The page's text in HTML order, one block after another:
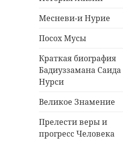
Месневи-и Нурие
Посох Мусы
Краткая биография
Бадиуззамана Саида
Нурси
Великое Знамение
Прелести веры и
прогресс Человека